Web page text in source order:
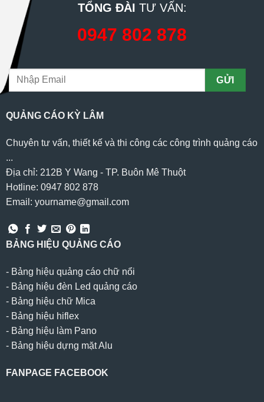
TỔNG ĐÀI TƯ VẤN:
0947 802 878
QUẢNG CÁO KỲ LÂM
Chuyên tư vấn, thiết kế và thi công các công trình quảng cáo
...
Địa chỉ: 212B Y Wang - TP. Buôn Mê Thuột
Hotline: 0947 802 878
Email: yourname@gmail.com
BẢNG HIỆU QUẢNG CÁO
- Bảng hiệu quảng cáo chữ nổi
- Bảng hiệu đèn Led quảng cáo
- Bảng hiệu chữ Mica
- Bảng hiệu hiflex
- Bảng hiệu làm Pano
- Bảng hiệu dựng mặt Alu
FANPAGE FACEBOOK